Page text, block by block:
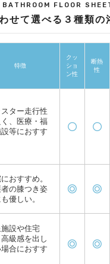
BATHROOM FLOOR
せて選べる３種類の
特徴
クッ
ショ
ン性
断熱
性
ター走行性
、医療・福
等におすす
おすすめ。
の膝つき姿
優しい。
設や住宅
級感を出し
合におすす